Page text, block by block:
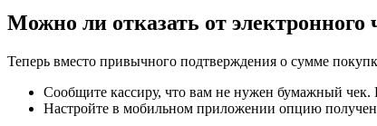
Можно ли отказать от
Теперь вместо привычного подтверждения о сумме
Сообщите кассиру, что вам не нужен бумажный
Настройте в мобильном приложении опцию